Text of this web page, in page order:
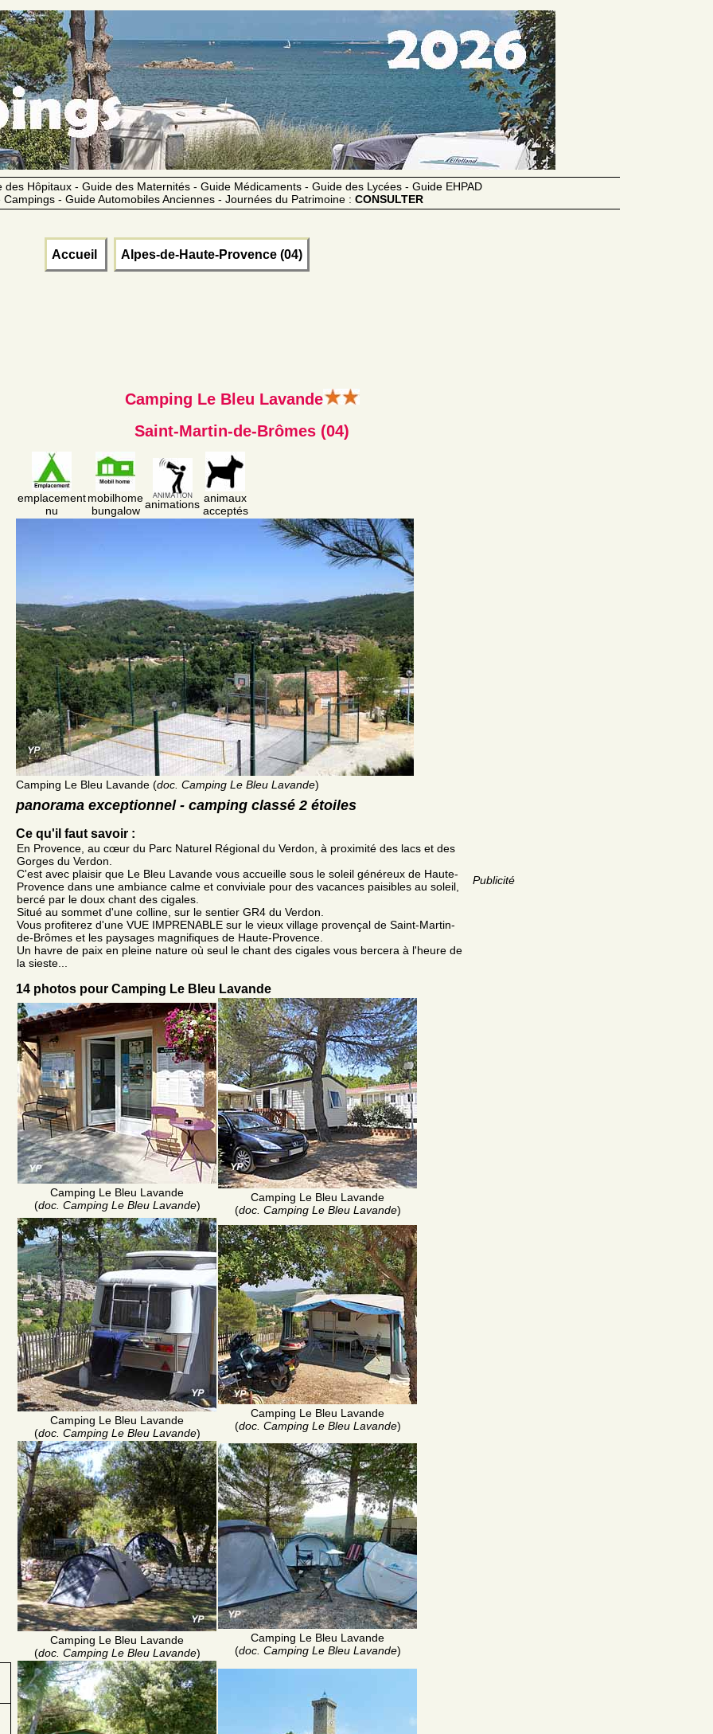
Hôpitaux - Guide des Maternités - Guide Médicaments - Guide des Lycées - Guide EHPAD
- Guide Automobiles Anciennes - Journées du Patrimoine : CONSULTER
Accueil Alpes-de-Haute-Provence (04)
Publicité
Camping Le Bleu Lavande
Saint-Martin-de-Brômes (04)
emplacement
nu
mobilhome
bungalow animations animaux
acceptés
Camping Le Bleu Lavande (doc. Camping Le Bleu Lavande)
panorama exceptionnel - camping classé 2 étoiles
Ce qu'il faut savoir :
En Provence, au cœur du Parc Naturel Régional du Verdon, à proximité des lacs et des
Gorges du Verdon.
C'est avec plaisir que Le Bleu Lavande vous accueille sous le soleil généreux de Haute-
Provence dans une ambiance calme et conviviale pour des vacances paisibles au soleil,
bercé par le doux chant des cigales.
Situé au sommet d'une colline, sur le sentier GR4 du Verdon.
Vous profiterez d'une VUE IMPRENABLE sur le vieux village provençal de Saint-Martin-
de-Brômes et les paysages magnifiques de Haute-Provence.
Un havre de paix en pleine nature où seul le chant des cigales vous bercera à l'heure de
la sieste...
14 photos pour Camping Le Bleu Lavande
Camping Le Bleu Lavande
(doc. Camping Le Bleu Lavande)
Camping Le Bleu Lavande
(doc. Camping Le Bleu Lavande)
Camping Le Bleu Lavande
(doc. Camping Le Bleu Lavande)
Camping Le Bleu Lavande
(doc. Camping Le Bleu Lavande)
Camping Le Bleu Lavande
(doc. Camping Le Bleu Lavande)
Camping Le Bleu Lavande
(doc. Camping Le Bleu Lavande)